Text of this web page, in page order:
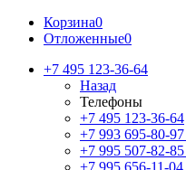
Корзина0
Отложенные0
+7 495 123-36-64
Назад
Телефоны
+7 495 123-36-64
+7 993 695-80-97
+7 995 507-82-85
+7 995 656-11-04